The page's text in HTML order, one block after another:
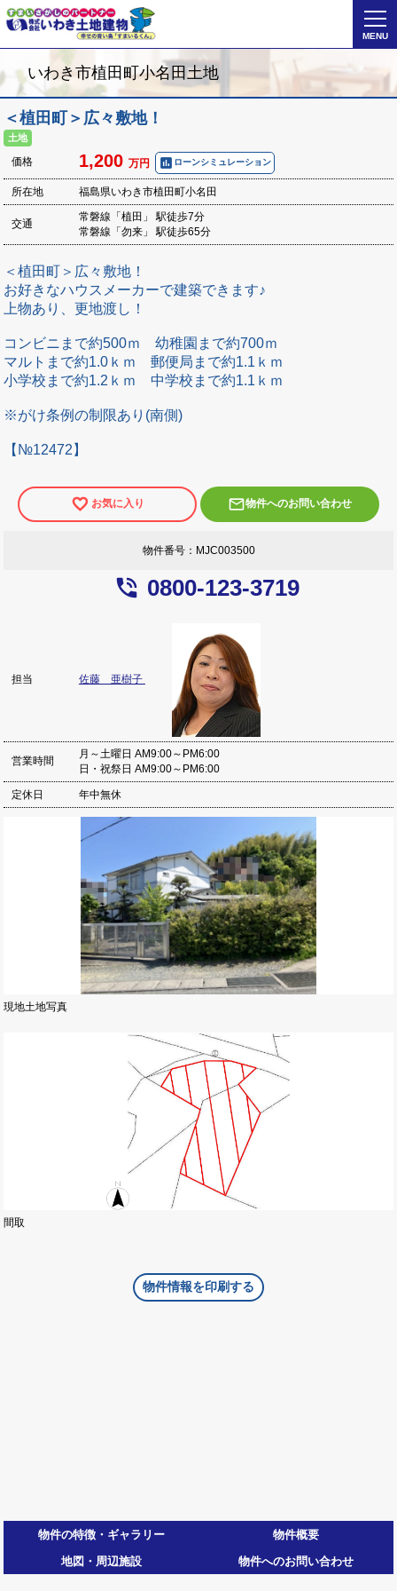
MENU
いわき市植田町小名田土地
＜植田町＞広々敷地！
土地
価格 1,200 万円 poll ローンシミュレーション
所在地 福島県いわき市植田町小名田
交通
常磐線「植田」 駅徒歩7分
常磐線「勿来」 駅徒歩65分
＜植田町＞広々敷地！
お好きなハウスメーカーで建築できます♪
上物あり、更地渡し！
コンビニまで約500ｍ 幼稚園まで約700ｍ
マルトまで約1.0ｋｍ 郵便局まで約1.1ｋｍ
小学校まで約1.2ｋｍ 中学校まで約1.1ｋｍ
※がけ条例の制限あり(南側)
【№12472】
お気に入り mail_outline物件へのお問い合わせ
物件番号：MJC003500
phone_in_talk 0800-123-3719
担当 佐藤 亜樹子
営業時間
月～土曜日 AM9:00～PM6:00
日・祝祭日 AM9:00～PM6:00
定休日 年中無休
現地土地写真
間取
物件情報を印刷する
物件の特徴・ギャラリー
物件概要
地図・周辺施設
物件へのお問い合わせ